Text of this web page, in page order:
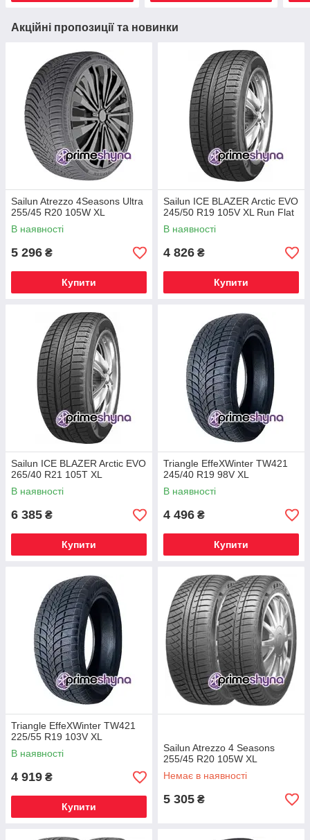
Акційні пропозиції та новинки
Sailun Atrezzo 4Seasons Ultra
255/45 R20 105W XL
В наявності
5 296 ₴
Купити
Sailun ICE BLAZER Arctic EVO
245/50 R19 105V XL Run Flat
В наявності
4 826 ₴
Купити
Sailun ICE BLAZER Arctic EVO
265/40 R21 105T XL
В наявності
6 385 ₴
Купити
Triangle EffeXWinter TW421
245/40 R19 98V XL
В наявності
4 496 ₴
Купити
Triangle EffeXWinter TW421
225/55 R19 103V XL
В наявності
4 919 ₴
Купити
Sailun Atrezzo 4 Seasons
255/45 R20 105W XL
Немає в наявності
5 305 ₴